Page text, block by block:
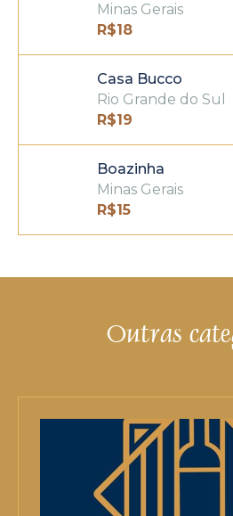
Minas Gerais
R$18
Casa Bucco
Rio Grande do Sul
R$19
Boazinha
Minas Gerais
R$15
Outras